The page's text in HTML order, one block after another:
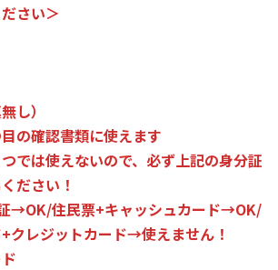
さい＞
し）
の確認書類に使えます
では使えないので、必ず上記の身分証
ださい！
→OK/住民票+キャッシュカード→OK/
クレジットカード→使えません！